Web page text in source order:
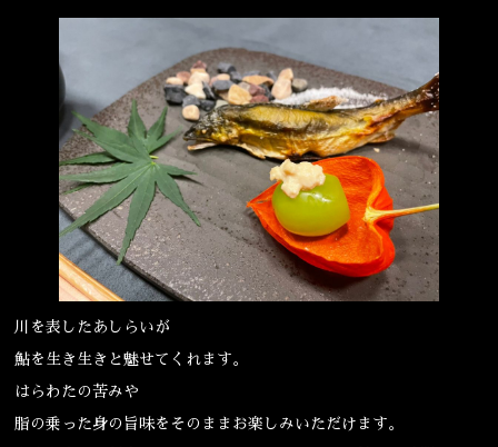
川を表したあしらいが
鮎を生き生きと魅せてくれます。
はらわたの苦みや
脂の乗った身の旨味をそのままお楽しみいただけます。